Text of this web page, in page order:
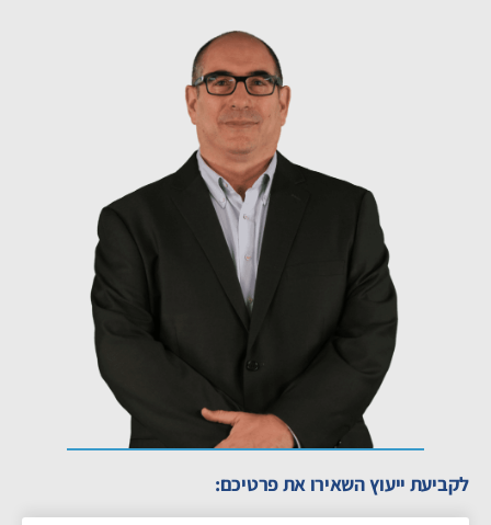
לקביעת ייעוץ השאירו את פרטיכם: